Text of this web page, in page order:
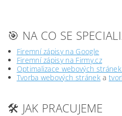
🎯 NA CO SE
Firemní zápisy na Google
Firemní zápisy na Firmy.cz
Optimalizace webových
Tvorba webových stráneka
🛠️ JAK PRACUJEME